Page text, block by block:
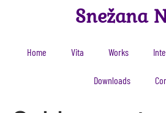
Snežana
Home Vita Works
Downloads